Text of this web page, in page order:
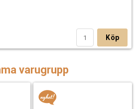
Köp
varugrupp